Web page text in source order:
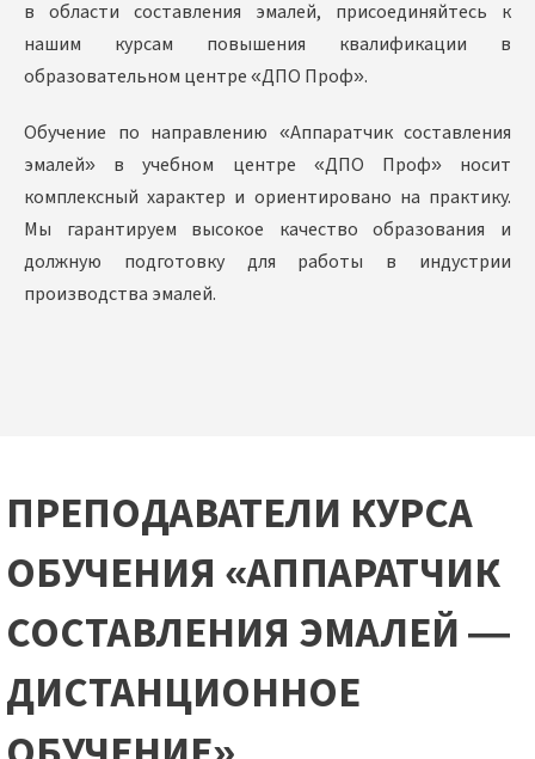
в области составления эмалей, присоединяйтесь к
нашим курсам повышения квалификации в
образовательном центре «ДПО Проф».
Обучение по направлению «Аппаратчик составления
эмалей» в учебном центре «ДПО Проф» носит
комплексный характер и ориентировано на практику.
Мы гарантируем высокое качество образования и
должную подготовку для работы в индустрии
производства эмалей.
ПРЕПОДАВАТЕЛИ КУРСА
ОБУЧЕНИЯ «АППАРАТЧИК
СОСТАВЛЕНИЯ ЭМАЛЕЙ —
ДИСТАНЦИОННОЕ